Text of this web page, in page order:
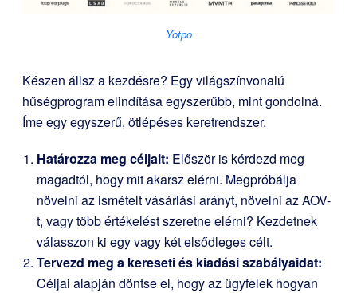
Yotpo
Készen állsz a kezdésre? Egy világszínvonalú
hűségprogram elindítása egyszerűbb, mint gondolná.
Íme egy egyszerű, ötlépéses keretrendszer.
Határozza meg céljait: Először is kérdezd meg
magadtól, hogy mit akarsz elérni. Megpróbálja
növelni az ismételt vásárlási arányt, növelni az AOV-
t, vagy több értékelést szeretne elérni? Kezdetnek
válasszon ki egy vagy két elsődleges célt.
Tervezd meg a kereseti és kiadási szabályaidat:
Céljai alapján döntse el, hogy az ügyfelek hogyan